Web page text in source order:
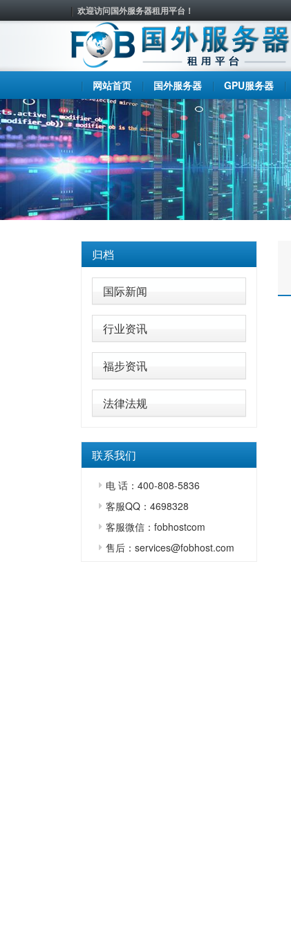
欢迎访问国外服务器租用平台！
网站首页 国外服务器 GPU服务器
归档
国际新闻
行业资讯
福步资讯
法律法规
联系我们
电 话：400-808-5836
客服QQ：4698328
客服微信：fobhostcom
售后：services@fobhost.com